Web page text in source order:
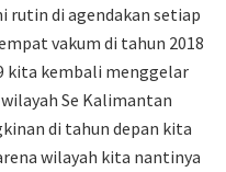
rutin di agendakan setiap
vakum di tahun 2018
kita kembali menggelar
Se Kalimantan
di tahun depan kita
wilayah kita nantinya